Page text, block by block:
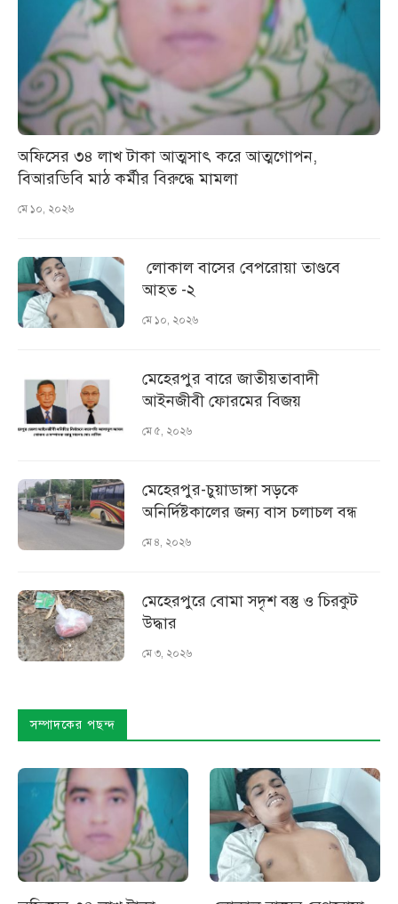
অফিসের ৩৪ লাখ টাকা আত্মসাৎ করে আত্মগোপন,
বিআরডিবি মাঠ কর্মীর বিরুদ্ধে মামলা
মে ১০, ২০২৬
লোকাল বাসের বেপরোয়া তাণ্ডবে
আহত -২
মে ১০, ২০২৬
মেহেরপুর বারে জাতীয়তাবাদী
আইনজীবী ফোরমের বিজয়
মে ৫, ২০২৬
মেহেরপুর-চুয়াডাঙ্গা সড়কে
অনির্দিষ্টকালের জন্য বাস চলাচল বন্ধ
মে ৪, ২০২৬
মেহেরপুরে বোমা সদৃশ বস্তু ও চিরকুট
উদ্ধার
মে ৩, ২০২৬
সম্পাদকের পছন্দ